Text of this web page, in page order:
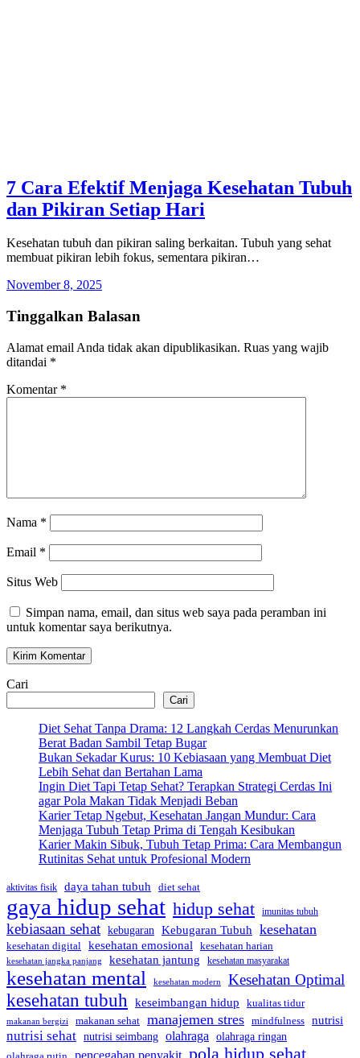
7 Cara Efektif Menjaga Kesehatan Tubuh
dan Pikiran Setiap Hari
Kesehatan tubuh dan pikiran saling berkaitan. Tubuh yang sehat
membuat pikiran lebih fokus, sementara pikiran…
November 8, 2025
Tinggalkan Balasan
Alamat email Anda tidak akan dipublikasikan. Ruas yang wajib
ditandai *
Komentar *
Nama *
Email *
Situs Web
Simpan nama, email, dan situs web saya pada peramban ini
untuk komentar saya berikutnya.
Cari
Cari
Diet Sehat Tanpa Drama: 12 Langkah Cerdas Menurunkan
Berat Badan Sambil Tetap Bugar
Bukan Sekadar Kurus: 10 Kebiasaan yang Membuat Diet
Lebih Sehat dan Bertahan Lama
Ingin Diet Tapi Tetap Sehat? Terapkan Strategi Cerdas Ini
agar Pola Makan Tidak Menjadi Beban
Karier Tetap Ngebut, Kesehatan Jangan Mundur: Cara
Menjaga Tubuh Tetap Prima di Tengah Kesibukan
Karier Makin Sibuk, Tubuh Tetap Prima: Cara Membangun
Rutinitas Sehat untuk Profesional Modern
aktivitas fisik daya tahan tubuh diet sehat
gaya hidup sehat hidup sehat imunitas tubuh
kebiasaan sehat kebugaran Kebugaran Tubuh kesehatan
kesehatan digital kesehatan emosional kesehatan harian
kesehatan jangka panjang kesehatan jantung kesehatan masyarakat
kesehatan mental kesehatan modern Kesehatan Optimal
kesehatan tubuh keseimbangan hidup kualitas tidur
makanan bergizi makanan sehat manajemen stres mindfulness nutrisi
nutrisi sehat nutrisi seimbang olahraga
olahraga ringan
pola hidup sehat